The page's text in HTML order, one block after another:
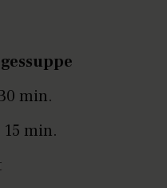
min.
min.